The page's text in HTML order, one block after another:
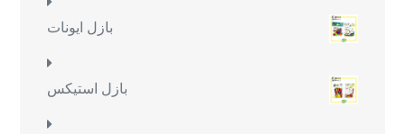
بازل ايونات
بازل استيكس